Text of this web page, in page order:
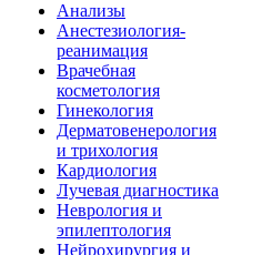
Анализы
Анестезиология-
реанимация
Врачебная
косметология
Гинекология
Дерматовенерология
и трихология
Кардиология
Лучевая диагностика
Неврология и
эпилептология
Нейрохирургия и